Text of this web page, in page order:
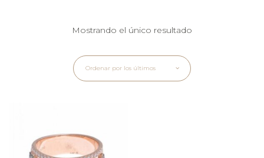
Mostrando el único resultado
Ordenar por los últimos